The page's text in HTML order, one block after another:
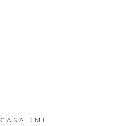
CASA JML